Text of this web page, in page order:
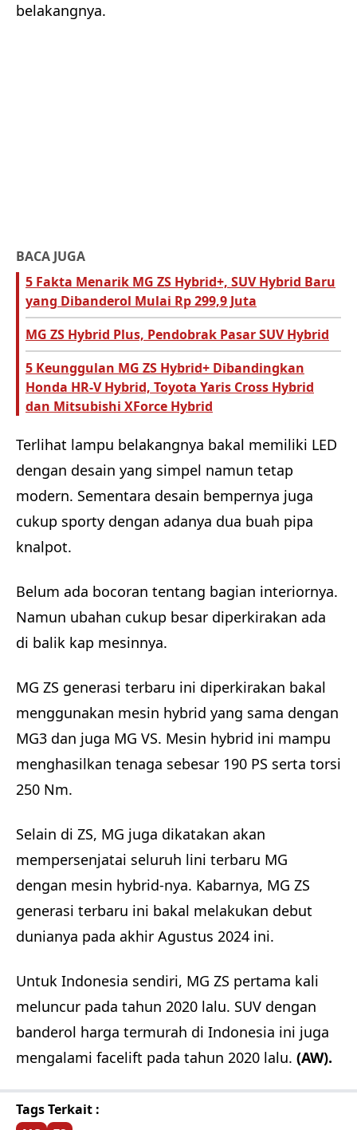
belakangnya.
BACA JUGA
5 Fakta Menarik MG ZS Hybrid+, SUV Hybrid Baru
yang Dibanderol Mulai Rp 299,9 Juta
MG ZS Hybrid Plus, Pendobrak Pasar SUV Hybrid
5 Keunggulan MG ZS Hybrid+ Dibandingkan
Honda HR-V Hybrid, Toyota Yaris Cross Hybrid
dan Mitsubishi XForce Hybrid
Terlihat lampu belakangnya bakal memiliki LED
dengan desain yang simpel namun tetap
modern. Sementara desain bempernya juga
cukup sporty dengan adanya dua buah pipa
knalpot.
Belum ada bocoran tentang bagian interiornya.
Namun ubahan cukup besar diperkirakan ada
di balik kap mesinnya.
MG ZS generasi terbaru ini diperkirakan bakal
menggunakan mesin hybrid yang sama dengan
MG3 dan juga MG VS. Mesin hybrid ini mampu
menghasilkan tenaga sebesar 190 PS serta torsi
250 Nm.
Selain di ZS, MG juga dikatakan akan
mempersenjatai seluruh lini terbaru MG
dengan mesin hybrid-nya. Kabarnya, MG ZS
generasi terbaru ini bakal melakukan debut
dunianya pada akhir Agustus 2024 ini.
Untuk Indonesia sendiri, MG ZS pertama kali
meluncur pada tahun 2020 lalu. SUV dengan
banderol harga termurah di Indonesia ini juga
mengalami facelift pada tahun 2020 lalu. (AW).
Tags Terkait :